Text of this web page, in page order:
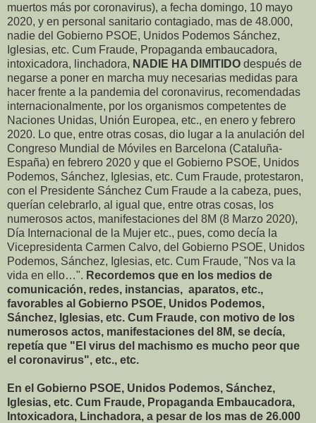
muertos más por coronavirus), a fecha domingo, 10 mayo
2020, y en personal sanitario contagiado, mas de 48.000,
nadie del Gobierno PSOE, Unidos Podemos Sánchez,
Iglesias, etc. Cum Fraude, Propaganda embaucadora,
intoxicadora, linchadora, NADIE HA DIMITIDO después de
negarse a poner en marcha muy necesarias medidas para
hacer frente a la pandemia del coronavirus, recomendadas
internacionalmente, por los organismos competentes de
Naciones Unidas, Unión Europea, etc., en enero y febrero
2020. Lo que, entre otras cosas, dio lugar a la anulación del
Congreso Mundial de Móviles en Barcelona (Cataluña-
España) en febrero 2020 y que el Gobierno PSOE, Unidos
Podemos, Sánchez, Iglesias, etc. Cum Fraude, protestaron,
con el Presidente Sánchez Cum Fraude a la cabeza, pues,
querían celebrarlo, al igual que, entre otras cosas, los
numerosos actos, manifestaciones del 8M (8 Marzo 2020),
Día Internacional de la Mujer etc., pues, como decía la
Vicepresidenta Carmen Calvo, del Gobierno PSOE, Unidos
Podemos, Sánchez, Iglesias, etc. Cum Fraude, "Nos va la
vida en ello…". Recordemos que en los medios de
comunicación, redes, instancias, aparatos, etc.,
favorables al Gobierno PSOE, Unidos Podemos,
Sánchez, Iglesias, etc. Cum Fraude, con motivo de los
numerosos actos, manifestaciones del 8M, se decía,
repetía que "El virus del machismo es mucho peor que
el coronavirus", etc., etc.
En el Gobierno PSOE, Unidos Podemos, Sánchez,
Iglesias, etc. Cum Fraude, Propaganda Embaucadora,
Intoxicadora, Linchadora, a pesar de los mas de 26.000